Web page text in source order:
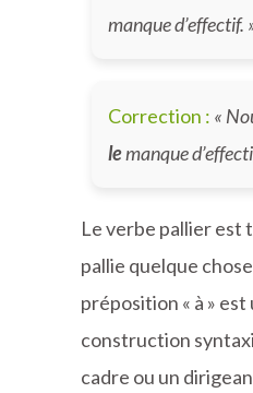
manque d’effectif.
Correction : «
lemanque
Le verbe pallier est
pallie quelque
préposition « à »
construction
cadre ou un